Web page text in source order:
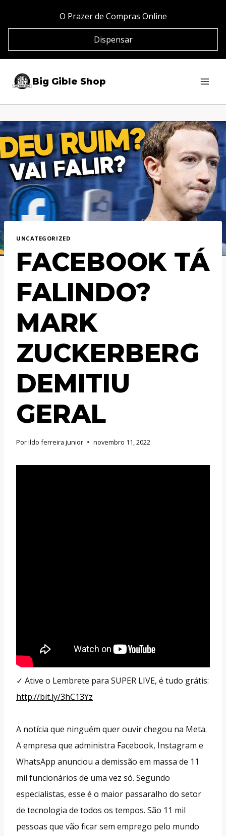
Conteúdo
O Prazer de Compras Online
Dispensar
Big Gible Shop
UNCATEGORIZED
FACEBOOK TÁ
FALINDO?
MARK
ZUCKERBERG
DEMITIU
GERAL
Porildo ferreira junior novembro 11, 2022
✓ Ative o Lembrete para SUPER LIVE, é tudo grátis:
http://bit.ly/3hC13Yz
A notícia que ninguém quer ouvir chegou na Meta.
A empresa que administra Facebook, Instagram e
WhatsApp anunciou a demissão em massa de 11
mil funcionários de uma vez só. Segundo
especialistas, esse é o maior passaralho do setor
de tecnologia de todos os tempos. São 11 mil
pessoas que vão ficar sem emprego pelo mundo